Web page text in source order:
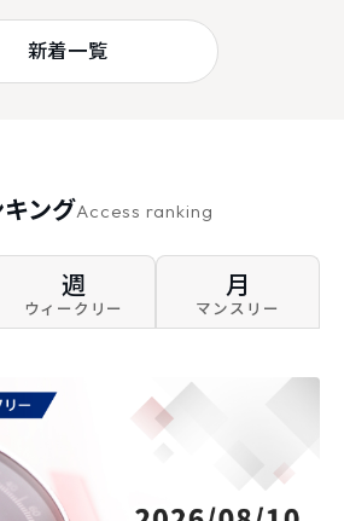
新着一覧
ングAccess ranking
週
ウィークリー
月
マンスリー